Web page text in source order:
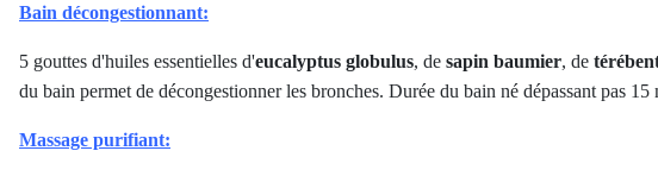
Bain décongestionnant:
5 gouttes d'huiles essentielles d'eucalyptus globulus, de sapin baumier, de
du bain permet de décongestionner les bronches. Durée du bain né dépassant pas 15
Massage purifiant: